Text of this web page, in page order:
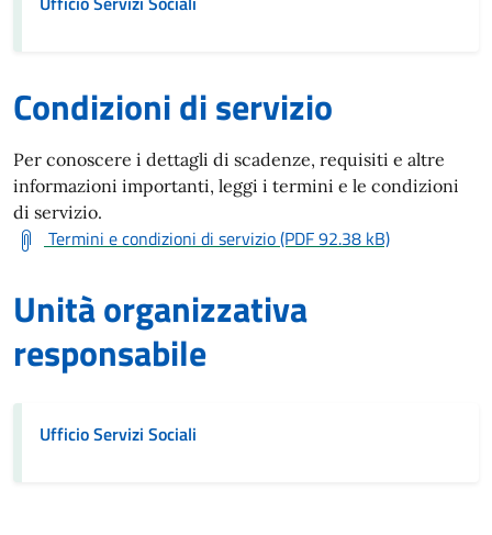
Condizioni di servizio
Per conoscere i dettagli di scadenze, requisiti e altre
informazioni importanti, leggi i termini e le condizioni
di servizio.
Termini e condizioni di servizio (PDF 92.38 kB)
Unità organizzativa
responsabile
Ufficio Servizi Sociali